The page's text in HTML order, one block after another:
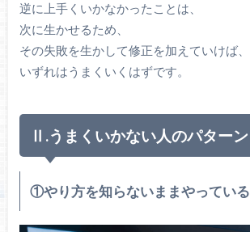
逆に上手くいかなかったことは、
次に生かせるため、
その失敗を生かして修正を加えていけば、
いずれはうまくいくはずです。
Ⅱ.うまくいかない人のパターン
①やり方を知らないままやっている